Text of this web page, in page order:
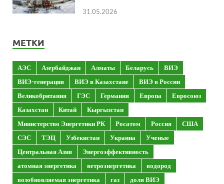
31.05.2026
МЕТКИ
АЭС Азербайджан Алматы Беларусь
ВИЭ
ВИЭ-генерация
ВИЭ в Казахстане
ВИЭ в России
Великобритания
ГЭС Германия Европа
Евросоюз
Казахстан
Китай
Кыргызстан
Министерство Энергетики РК
Росатом Россия
США
СЭС
ТЭЦ Узбекистан Украина
Ученые
Центральная Азия
Энергоэффективность
атомная энергетика
ветроэнергетика
водород
возобновляемая энергетика
газ
доля ВИЭ